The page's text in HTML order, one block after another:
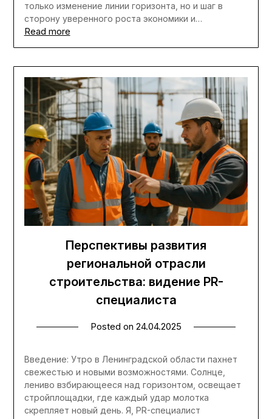
только изменение линии горизонта, но и шаг в
сторону уверенного роста экономики и…
Read more
Перспективы развития
региональной отрасли
строительства: видение PR-
специалиста
Posted on 24.04.2025
Введение: Утро в Ленинградской области пахнет
свежестью и новыми возможностями. Солнце,
лениво взбирающееся над горизонтом, освещает
стройплощадки, где каждый удар молотка
скрепляет новый день. Я, PR-специалист